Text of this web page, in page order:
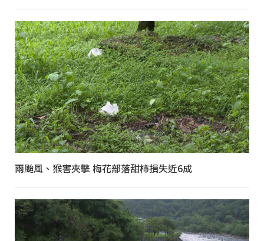
兩颱風、猴害夾擊 梅花部落甜柿損失近6成